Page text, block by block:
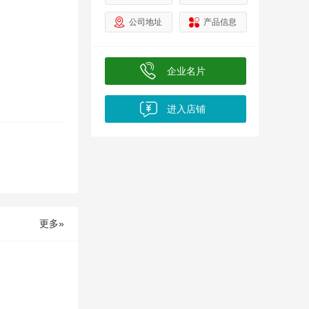
公司地址 产品信息
企业名片
进入店铺
更多»